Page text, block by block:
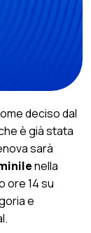
deciso dal
è già stata
sarà
nella
ore 14 su
e